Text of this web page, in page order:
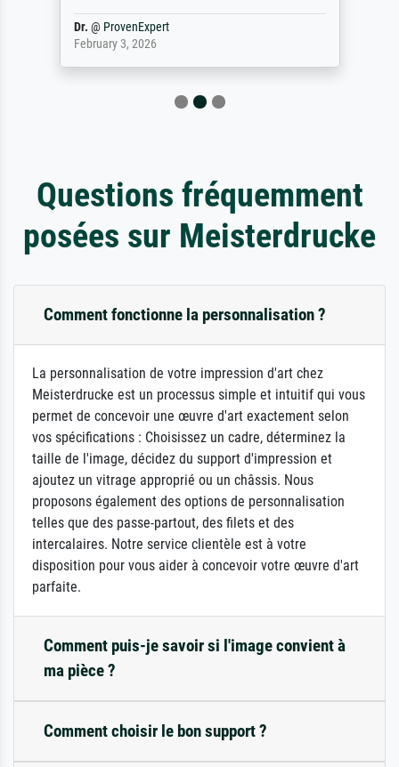
Dr. @ ProvenExpert
February 3, 2026
Questions fréquemment
posées sur Meisterdrucke
Comment fonctionne la personnalisation ?
La personnalisation de votre impression d'art chez
Meisterdrucke est un processus simple et intuitif qui vous
permet de concevoir une œuvre d'art exactement selon
vos spécifications : Choisissez un cadre, déterminez la
taille de l'image, décidez du support d'impression et
ajoutez un vitrage approprié ou un châssis. Nous
proposons également des options de personnalisation
telles que des passe-partout, des filets et des
intercalaires. Notre service clientèle est à votre
disposition pour vous aider à concevoir votre œuvre d'art
parfaite.
Comment puis-je savoir si l'image convient à
ma pièce ?
Comment choisir le bon support ?